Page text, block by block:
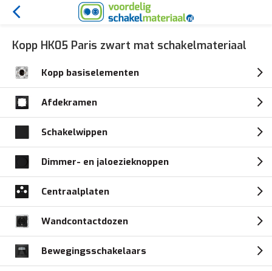
Kopp HK05 Paris zwart mat schakelmateriaal
Kopp basiselementen
Afdekramen
Schakelwippen
Dimmer- en jaloezieknoppen
Centraalplaten
Wandcontactdozen
Bewegingsschakelaars